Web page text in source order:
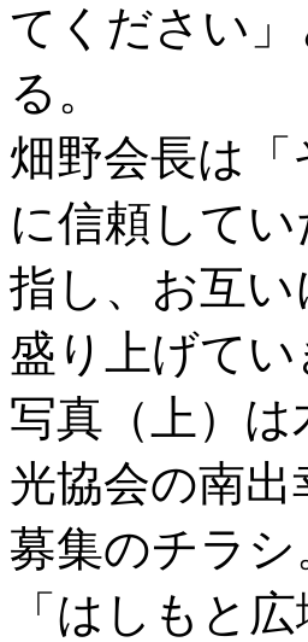
てください
る。
畑野会長は
に信頼して
指し、お互
盛り上げて
写真（上）
光協会の南
募集のチラ
「はしもと